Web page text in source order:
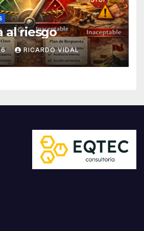
al riesgo
RICARDO VIDAL